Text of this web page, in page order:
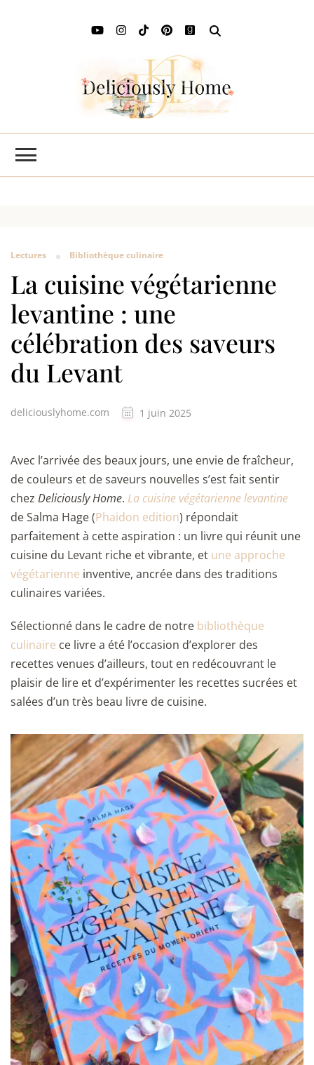
Lectures Bibliothèque culinaire
La cuisine végétarienne
levantine : une
célébration des saveurs
du Levant
deliciouslyhome.com 1 juin 2025
Avec l’arrivée des beaux jours, une envie de fraîcheur,
de couleurs et de saveurs nouvelles s’est fait sentir
chez Deliciously Home. La cuisine végétarienne levantine
de Salma Hage (Phaidon edition) répondait
parfaitement à cette aspiration : un livre qui réunit une
cuisine du Levant riche et vibrante, et une approche
végétarienne inventive, ancrée dans des traditions
culinaires variées.
Sélectionné dans le cadre de notre bibliothèque
culinaire ce livre a été l’occasion d’explorer des
recettes venues d’ailleurs, tout en redécouvrant le
plaisir de lire et d’expérimenter les recettes sucrées et
salées d’un très beau livre de cuisine.